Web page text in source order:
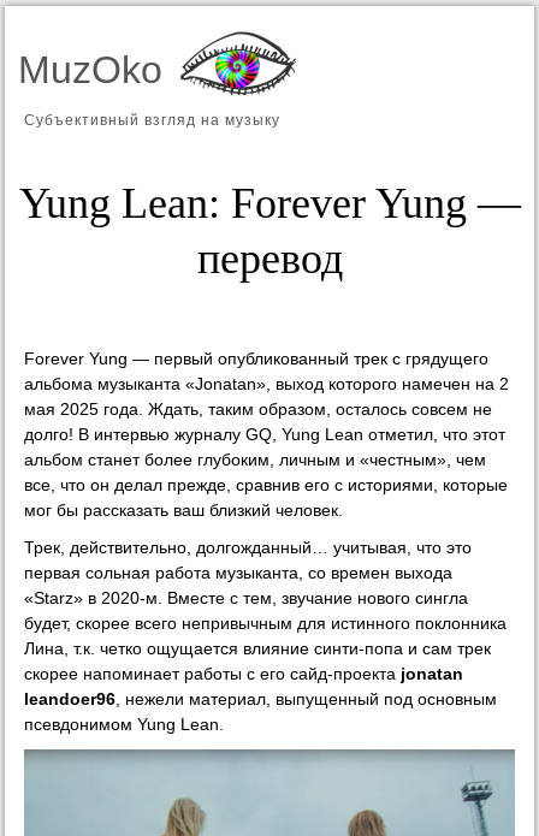
MuzOko
Субъективный взгляд на музыку
Yung Lean: Forever Yung —
перевод
Forever Yung — первый опубликованный трек с грядущего
альбома музыканта «Jonatan», выход которого намечен на 2
мая 2025 года. Ждать, таким образом, осталось совсем не
долго! В интервью журналу GQ, Yung Lean отметил, что этот
альбом станет более глубоким, личным и «честным», чем
все, что он делал прежде, сравнив его с историями, которые
мог бы рассказать ваш близкий человек.
Трек, действительно, долгожданный… учитывая, что это
первая сольная работа музыканта, со времен выхода
«Starz» в 2020-м. Вместе с тем, звучание нового сингла
будет, скорее всего непривычным для истинного поклонника
Лина, т.к. четко ощущается влияние синти-попа и сам трек
скорее напоминает работы с его сайд-проекта jonatan
leandoer96 , нежели материал, выпущенный под основным
псевдонимом Yung Lean.